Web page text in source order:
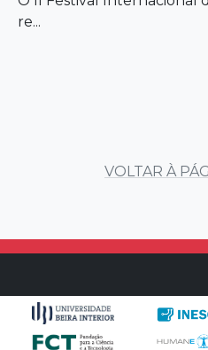
re...
VOLTAR À